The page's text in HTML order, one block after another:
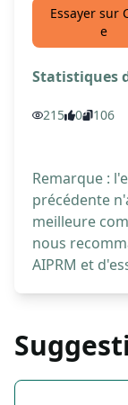
Essayer sur
e
Statistiques
215 0 106
Remarque :
précédente
meilleure
nous
AIPRM et